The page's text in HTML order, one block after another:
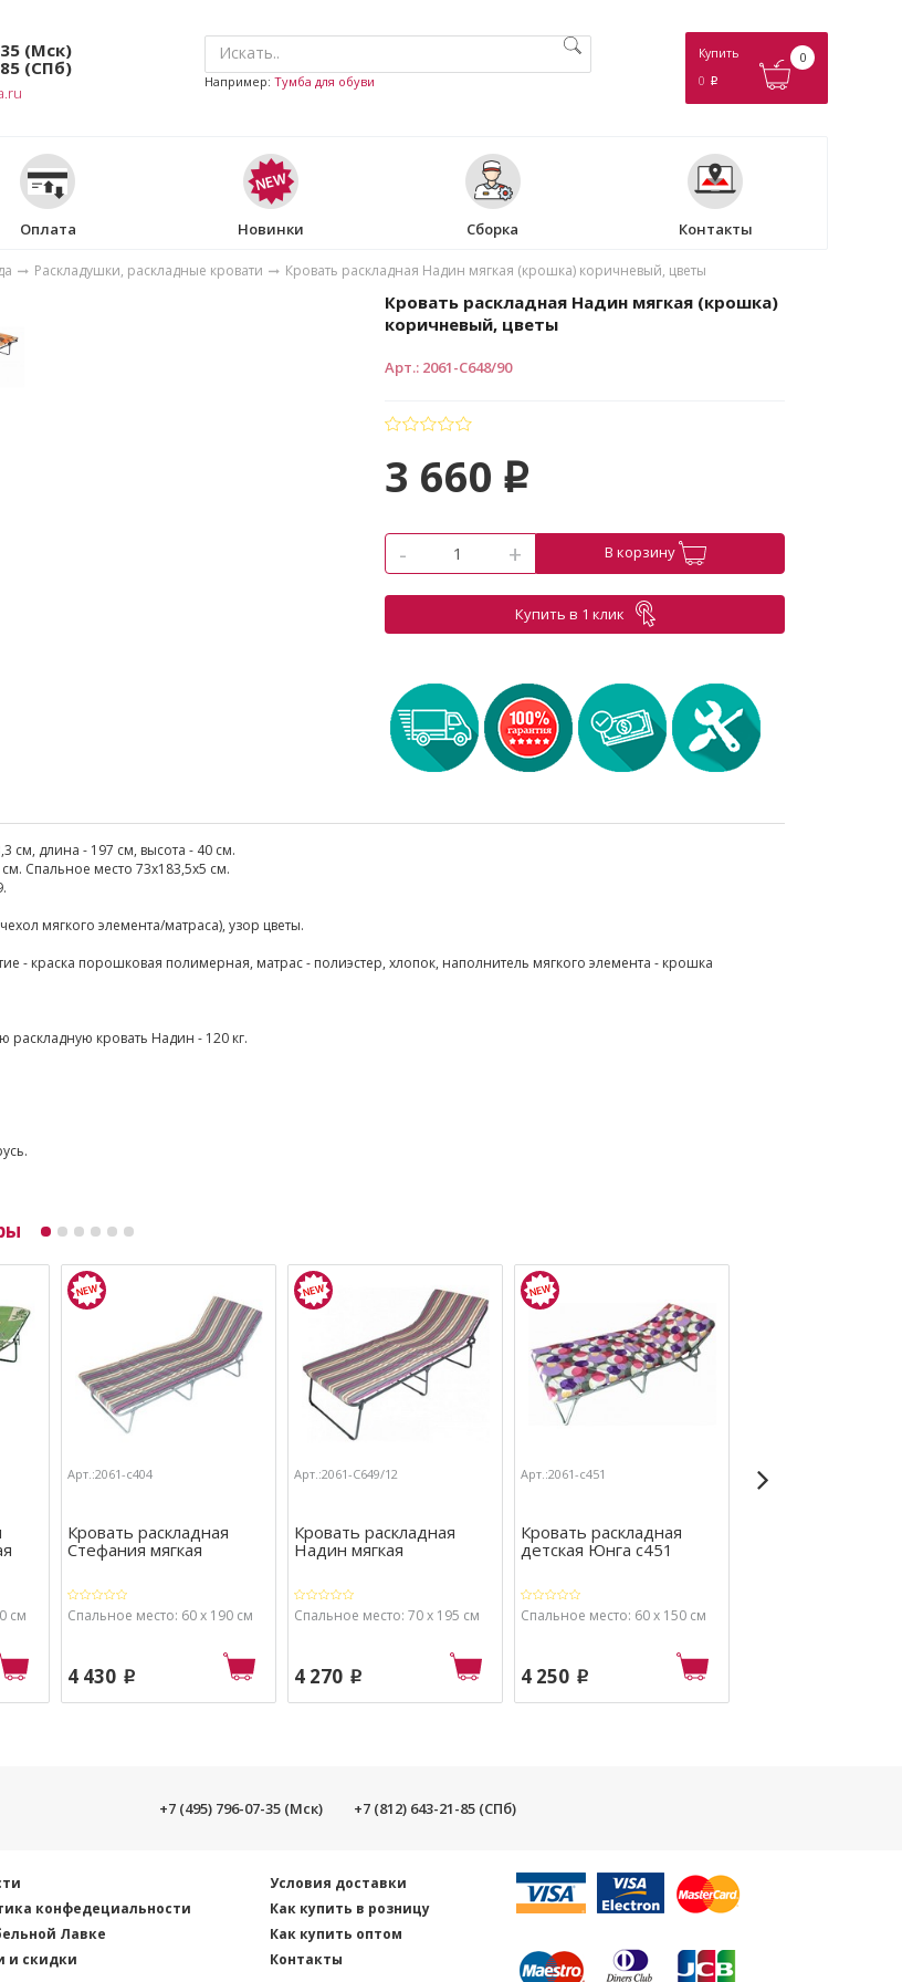
(Мск)
(СПб)
Например: Тумба для обуви
Купить
0 p
0
Оплата Новинки Сборка Контакты
Раскладушки, раскладные кровати Кровать раскладная Надин мягкая (крошка) коричневый, цветы
Кровать раскладная Надин мягкая (крошка)
коричневый, цветы
Арт.: 2061-С648/90
3 660 p
- + В корзину
Купить в 1 клик
см, длина - 197 см, высота - 40 см.
Спальное место 73х183,5х5 см.
мягкого элемента/матраса), узор цветы.
- краска порошковая полимерная, матрас - полиэстер, хлопок, наполнитель мягкого элемента - крошка
раскладную кровать Надин - 120 кг.
см
Арт.:2061-с404
Кровать раскладная
Стефания мягкая
Спальное место: 60 х 190 см
4 430 p
Арт.:2061-С649/12
Кровать раскладная
Надин мягкая
Спальное место: 70 х 195 см
4 270 p
Арт.:2061-с451
Кровать раскладная
детская Юнга с451
Спальное место: 60 х 150 см
4 250 p
Арт.:2061-С210
+7 (495) 796-07-35 (Мск) +7 (812) 643-21-85 (СПб)
конфедециальности
Лавке
и скидки
Условия доставки
Как купить в розницу
Как купить оптом
Контакты